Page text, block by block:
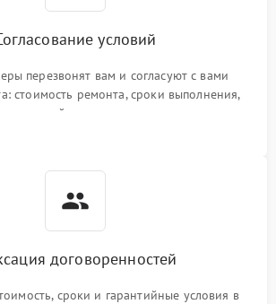
условий
перезвонят вам и согласуют с вами
стоимость ремонта, сроки выполнения,
гарантийные условия
договоренностей
сроки и гарантийные условия в